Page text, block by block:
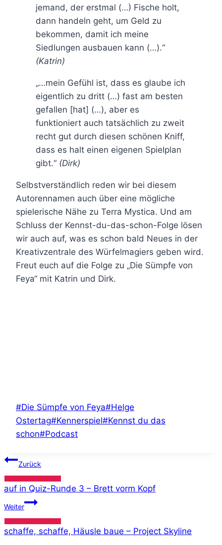
jemand, der erstmal (…) Fische holt,
dann handeln geht, um Geld zu
bekommen, damit ich meine
Siedlungen ausbauen kann (…).“
(Katrin)
„…mein Gefühl ist, dass es glaube ich
eigentlich zu dritt (…) fast am besten
gefallen [hat] (…), aber es
funktioniert auch tatsächlich zu zweit
recht gut durch diesen schönen Kniff,
dass es halt einen eigenen Spielplan
gibt.“ (Dirk)
Selbstverständlich reden wir bei diesem
Autorennamen auch über eine mögliche
spielerische Nähe zu Terra Mystica. Und am
Schluss der Kennst-du-das-schon-Folge lösen
wir auch auf, was es schon bald Neues in der
Kreativzentrale des Würfelmagiers geben wird.
Freut euch auf die Folge zu „Die Sümpfe von
Feya“ mit Katrin und Dirk.
Schlagworte:
#Die Sümpfe von Feya#Helge
Ostertag#Kennerspiel#Kennst du das
schon#Podcast
Beitragsnavigation
Zurück
auf in Quiz-Runde 3 – Brett vorm Kopf
Weiter
schaffe, schaffe, Häusle baue – Project Skyline